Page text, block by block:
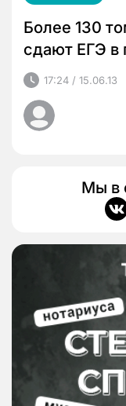
Более 130
сдают ЕГЭ в
17:24 / 15.06.13
Мы в